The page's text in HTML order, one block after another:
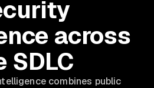
across
SDLC
combines public